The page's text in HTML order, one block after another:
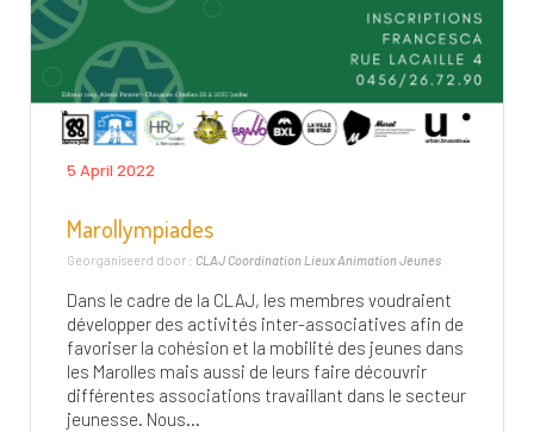
5 April 2022
Marollympiades
Georganiseerd door : CLAJ Coordination Lieux Animation Jeunes
Dans le cadre de la CLAJ, les membres voudraient
développer des activités inter-associatives afin de
favoriser la cohésion et la mobilité des jeunes dans
les Marolles mais aussi de leurs faire découvrir
différentes associations travaillant dans le secteur
jeunesse. Nous...